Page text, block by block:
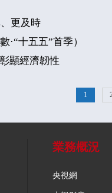
更及時
·“十五五”首季）
顯經濟韌性
1
業務概況
央視網